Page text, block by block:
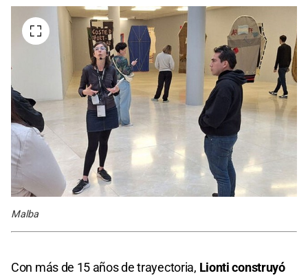
Malba
Con más de 15 años de trayectoria, Lionti construyó